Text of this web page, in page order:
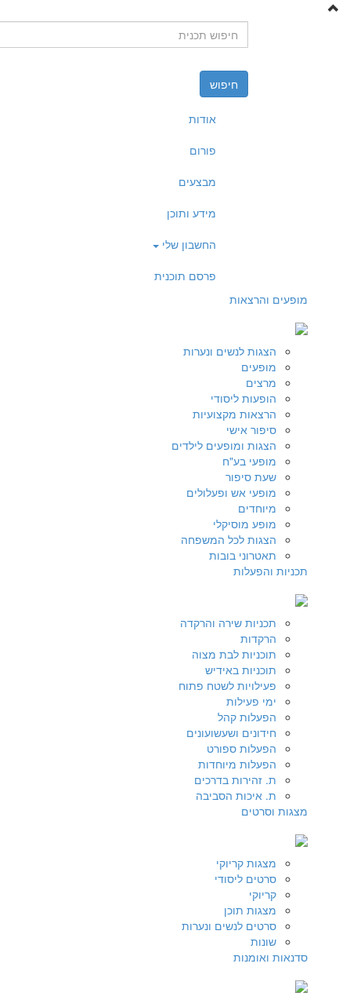
דילוג לתוכן העיקרי
חיפוש
אודות
פורום
מבצעים
מידע ותוכן
החשבון שלי
פרסם תוכנית
מופעים והרצאות
הצגות לנשים ונערות
מופעים
מרצים
הופעות ליסודי
הרצאות מקצועיות
סיפור אישי
הצגות ומופעים לילדים
מופעי בע"ח
שעת סיפור
מופעי אש ופעלולים
מיוחדים
מופע מוסיקלי
הצגות לכל המשפחה
תאטרוני בובות
תכניות והפעלות
תכניות שירה והרקדה
הרקדות
תוכניות לבת מצוה
תוכניות באידיש
פעילויות לשטח פתוח
ימי פעילות
הפעלות קהל
חידונים ושעשועונים
הפעלות ספורט
הפעלות מיוחדות
ת. זהירות בדרכים
ת. איכות הסביבה
מצגות וסרטים
מצגות קריוקי
סרטים ליסודי
קריוקי
מצגות תוכן
סרטים לנשים ונערות
שונות
סדנאות ואומנות